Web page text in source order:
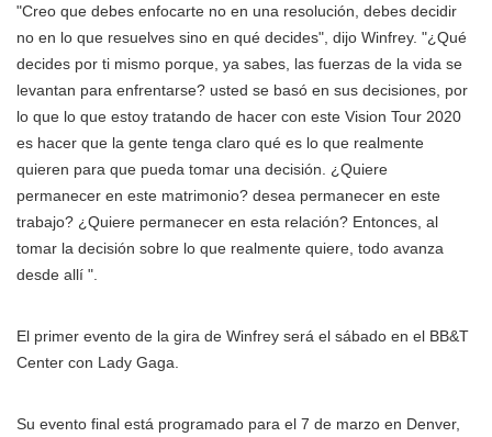
"Creo que debes enfocarte no en una resolución, debes decidir
no en lo que resuelves sino en qué decides", dijo Winfrey. "¿Qué
decides por ti mismo porque, ya sabes, las fuerzas de la vida se
levantan para enfrentarse? usted se basó en sus decisiones, por
lo que lo que estoy tratando de hacer con este Vision Tour 2020
es hacer que la gente tenga claro qué es lo que realmente
quieren para que pueda tomar una decisión. ¿Quiere
permanecer en este matrimonio? desea permanecer en este
trabajo? ¿Quiere permanecer en esta relación? Entonces, al
tomar la decisión sobre lo que realmente quiere, todo avanza
desde allí ".
El primer evento de la gira de Winfrey será el sábado en el BB&T
Center con Lady Gaga.
Su evento final está programado para el 7 de marzo en Denver,